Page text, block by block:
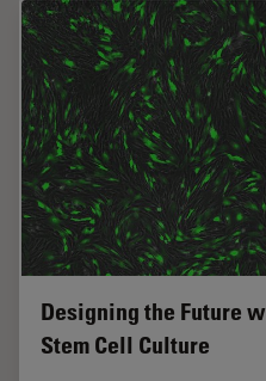
Designing the Future
Stem Cell Culture